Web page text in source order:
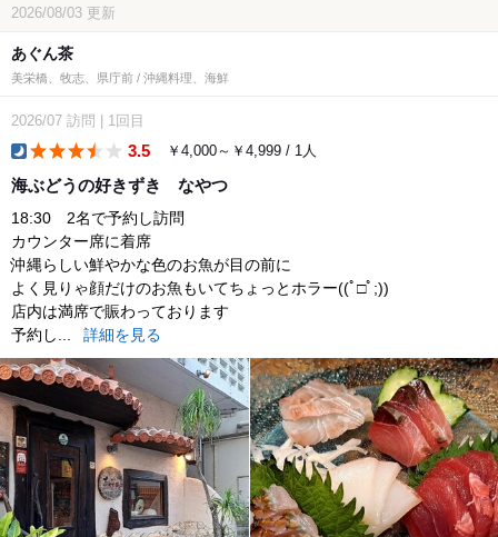
2026/08/03 更新
あぐん茶
美栄橋、牧志、県庁前 / 沖縄料理、海鮮
2026/07 訪問 1回目
3.5 ￥4,000～￥4,999 / 1人
海ぶどうの好きずき なやつ
18:30 2名で予約し訪問
カウンター席に着席
沖縄らしい鮮やかな色のお魚が目の前に
よく見りゃ顔だけのお魚もいてちょっとホラー((ﾟ□ﾟ;))
店内は満席で賑わっております
予約し...
詳細を見る